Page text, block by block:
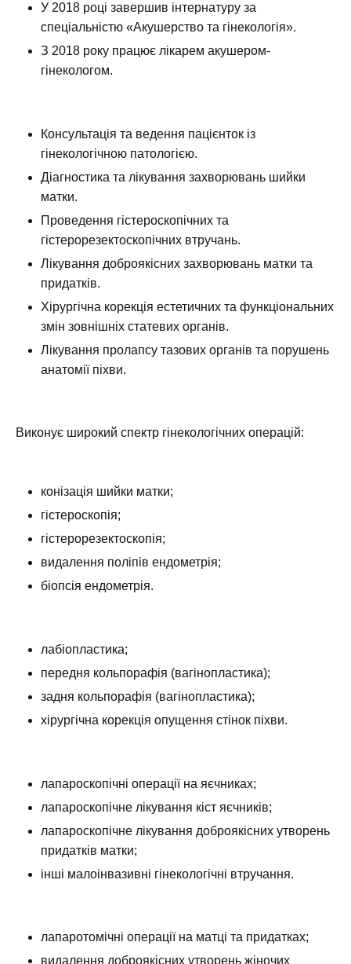
Ваш номер телефону
У 2018 році завершив інтернатуру за
спеціальністю «Акушерство та гінекологія».
З 2018 року працює лікарем акушером-
гінекологом.
Консультація та ведення пацієнток із
гінекологічною патологією.
Діагностика та лікування захворювань шийки
матки.
Проведення гістероскопічних та
гістерорезектоскопічних втручань.
Лікування доброякісних захворювань матки та
придатків.
Хірургічна корекція естетичних та функціональних
змін зовнішніх статевих органів.
Лікування пролапсу тазових органів та порушень
анатомії піхви.
Виконує широкий спектр гінекологічних операцій:
конізація шийки матки;
гістероскопія;
гістерорезектоскопія;
видалення поліпів ендометрія;
біопсія ендометрія.
лабіопластика;
передня кольпорафія (вагінопластика);
задня кольпорафія (вагінопластика);
хірургічна корекція опущення стінок піхви.
лапароскопічні операції на яєчниках;
лапароскопічне лікування кіст яєчників;
лапароскопічне лікування доброякісних утворень
придатків матки;
інші малоінвазивні гінекологічні втручання.
лапаротомічні операції на матці та придатках;
видалення доброякісних утворень жіночих